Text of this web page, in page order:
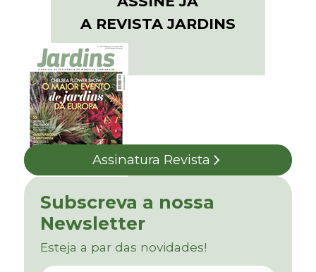
A REVISTA JARDINS
Assinatura Revista
Subscreva a nossa
Newsletter
Esteja a par das novidades!